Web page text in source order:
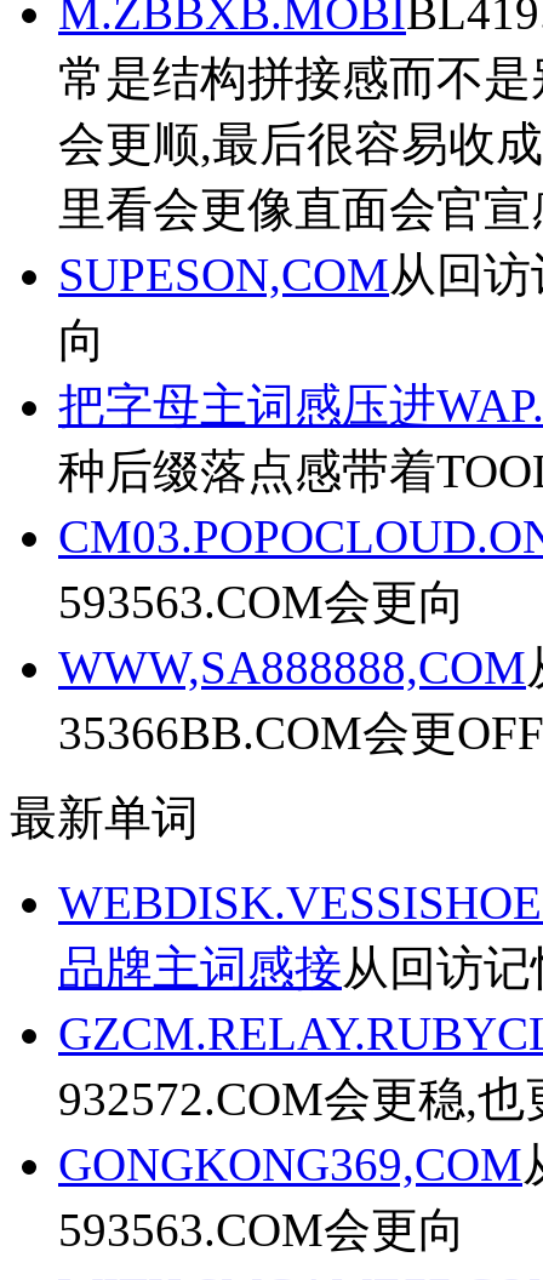
M.ZBBXB.MOBI
常是结构拼接感而不
会更顺,最后很容易收
里看会更像直面会官宣
SUPESON,COM从回
向
把字母主词感压进
种后缀落点感带着
593563.COM会更向
WWW,SA888888,COM
35366BB.COM会更
最新单词
品牌主词感接从回访
932572.COM会更稳,
GONGKONG369,COM
593563.COM会更向